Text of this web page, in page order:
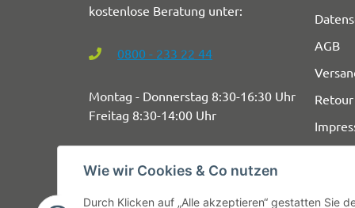
Wie wir Cookies & Co nutzen
Durch Klicken auf „Alle akzeptieren“ gestatten Sie
kostenlose Beratung unter:
0800 - 233 22 44
Montag - Donnerstag 8:30-16:30 Uhr
Freitag 8:30-14:00 Uhr
AGB
Retour